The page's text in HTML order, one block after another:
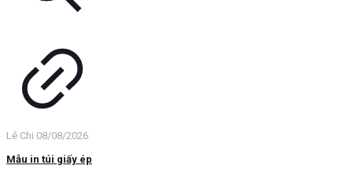
Lê Chi 08/08/2026
Mẫu in túi giấy ép